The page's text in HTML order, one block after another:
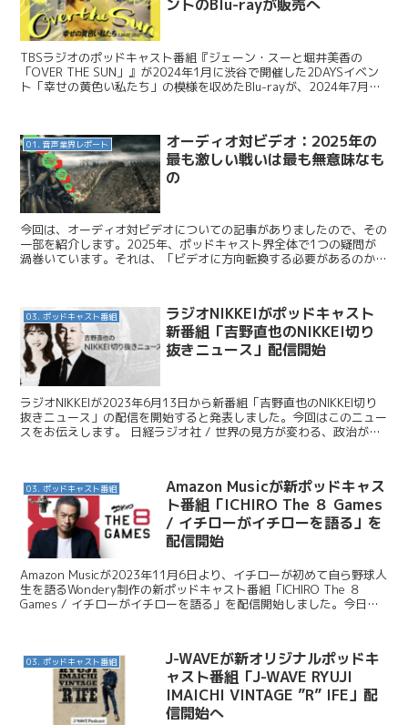
ントのBlu-rayが販売へ
TBSラジオのポッドキャスト番組『ジェーン・スーと堀井美香の
「OVER THE SUN」』が2024年1月に渋谷で開催した2DAYSイベン
ト「幸せの黄色い私たち」の模様を収めたBlu-rayが、2024年7月10
01. 音声業界レポート
オーディオ対ビデオ：2025年の
最も激しい戦いは最も無意味なも
の
今回は、オーディオ対ビデオについての記事がありましたので、その
一部を紹介します。2025年、ポッドキャスト界全体で1つの疑問が
渦巻いています。それは、「ビデオに方向転換する必要があるのか
03. ポッドキャスト番組
ラジオNIKKEIがポッドキャスト
新番組「吉野直也のNIKKEI切り
抜きニュース」配信開始
ラジオNIKKEIが2023年6月13日から新番組「吉野直也のNIKKEI切り
抜きニュース」の配信を開始すると発表しました。今回はこのニュー
スをお伝えします。 日経ラジオ社 / 世界の見方が変わる、政治が身
03. ポッドキャスト番組
Amazon Musicが新ポッドキャス
ト番組「ICHIRO The ８ Games
/ イチローがイチローを語る」を
配信開始
Amazon Musicが2023年11月6日より、イチローが初めて自ら野球人
生を語るWondery制作の新ポッドキャスト番組「ICHIRO The ８
Games / イチローがイチローを語る」を配信開始しました。今日は
03. ポッドキャスト番組
J-WAVEが新オリジナルポッドキ
ャスト番組「J-WAVE RYUJI
IMAICHI VINTAGE ”R” IFE」配
信開始へ